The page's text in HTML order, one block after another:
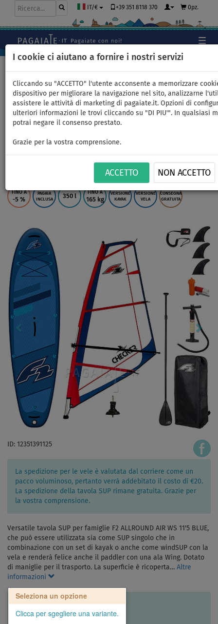
I cookie ci aiutano a fornire i nostri servizi
Cliccando su "ACCETTO" l'utente acconsente a memorizzare
dispositivo per migliorare la navigazione nel sito, analizzarne
assistere le attività di marketing di pagaiate.it. Opzioni di
ulteriori informazioni le trovi cliccando su "DI PIU'". In qualsiasi
potrai negare il consenso prestato.
Grazie per la vostra comprensione.
ACCETTO NON ACCETTO
IT/€ +39 351 8118 370 0pz.
SUP F2 ALLROUND AIR WS 11'5
BLUE con vela - SUP
gonfiabile e WindSUP -
superficie: 4,5m
FINO A
-5 %
PAGAIA
INCLUSA
350 l
FINO A
165 kg
VERSIONE
KAYAK
VERSIONE
VELA
CONSEGNA
GRATUITA
ID: 12351391125
La spedizione per le vele è valutata dal corriere come un
pacco voluminoso, pertanto verrà addebitato il costo di €20.
La spedizione della tavola SUP rimane gratuita. Grazie per
la vostra comprensione.
Versatile tavola SUP per famiglie F2 ALLROUND AIR WS 11'5 BLUE,
che può essere utilizzata sia come SUP singolo che in
combinazione con un set di kayak o anche come windSUP con la
vela e renderà felice anche il paddler con una ala Wing. Dotato
di maniglie per il trasporto. La superficie è ricoperta… Altre
informazioni
Seleziona un opzione
Clicca per sgegliere una variante.